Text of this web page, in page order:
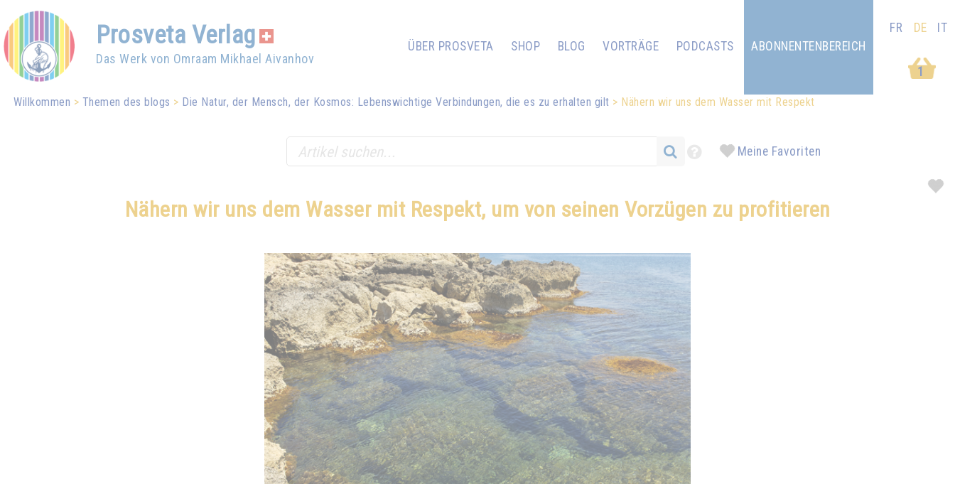
Prosveta Verlag
Das Werk von Omraam Mikhael Aivanhov
ÜBER PROSVETA SHOP BLOG VORTRÄGE
PODCASTS
1
ABONNENTENBEREICH
FR DE IT
Willkommen Themen des blogs Die Natur, der Mensch, der Kosmos: Lebenswichtige Verbindungen, die es zu erhalten gilt Nähern wir uns dem Wasser mit Respekt
Meine Favoriten
Nähern wir uns dem Wasser mit Respekt, um von seinen Vorzügen zu profitieren